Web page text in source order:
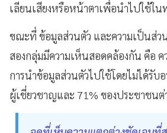
เลียนเสียงหรือหน้าตาเพื่อนำไปใช้ใน
ขณะที่ ข้อมูลส่วนตัว และความเป็นส่ว
สองกลุ่มมีความเห็นสอดคล้องกัน คือ ค
การนำข้อมูลส่วนตัวไปใช้โดยไม่ได้รับ
ผู้เชี่ยวชาญและ 71% ของประชาชนต่